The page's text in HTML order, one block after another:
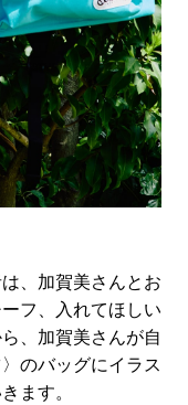
、加賀美さんとお
フ、入れてほしい
、加賀美さんが自
のバッグにイラス
ます。